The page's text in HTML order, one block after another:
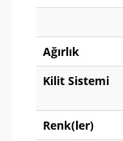
Ağırlık
Kilit Sistemi
Renk(ler)